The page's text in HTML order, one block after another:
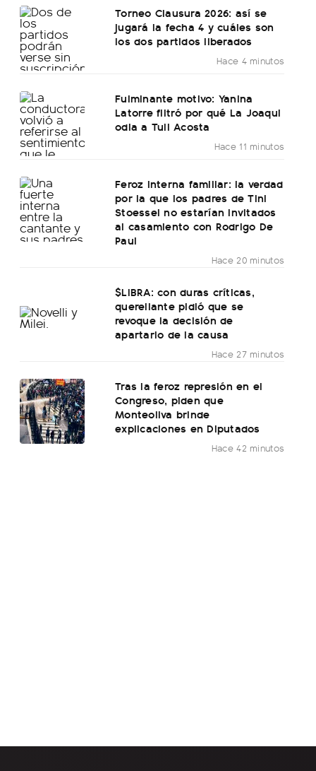
Torneo Clausura 2026: así se
jugará la fecha 4 y cuáles son
los dos partidos liberados
Hace 4 minutos
Fulminante motivo: Yanina
Latorre filtró por qué La Joaqui
odia a Tuli Acosta
Hace 11 minutos
Feroz interna familiar: la verdad
por la que los padres de Tini
Stoessel no estarían invitados
al casamiento con Rodrigo De
Paul
Hace 20 minutos
$LIBRA: con duras críticas,
querellante pidió que se
revoque la decisión de
apartarlo de la causa
Hace 27 minutos
Tras la feroz represión en el
Congreso, piden que
Monteoliva brinde
explicaciones en Diputados
Hace 42 minutos